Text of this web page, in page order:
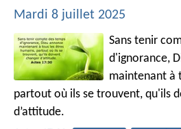
Mardi 8 juillet 2025
Sans tenir
d'ignorance,
maintenant à
partout où ils se trouvent, qu'ils
d’attitude.